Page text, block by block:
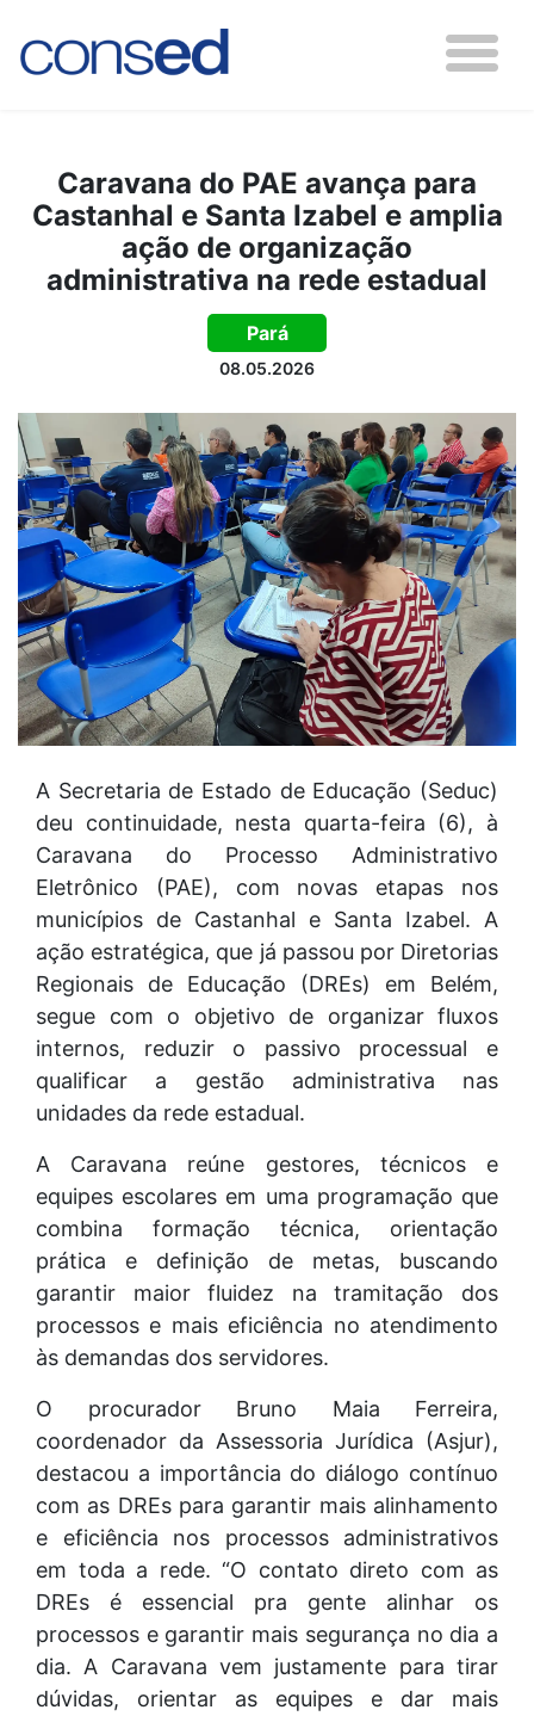
Caravana do PAE avança para
Castanhal e Santa Izabel e amplia
ação de organização
administrativa na rede estadual
Pará
08.05.2026
A Secretaria de Estado de Educação (Seduc)
deu continuidade, nesta quarta-feira (6), à
Caravana do Processo Administrativo
Eletrônico (PAE), com novas etapas nos
municípios de Castanhal e Santa Izabel. A
ação estratégica, que já passou por Diretorias
Regionais de Educação (DREs) em Belém,
segue com o objetivo de organizar fluxos
internos, reduzir o passivo processual e
qualificar a gestão administrativa nas
unidades da rede estadual.
A Caravana reúne gestores, técnicos e
equipes escolares em uma programação que
combina formação técnica, orientação
prática e definição de metas, buscando
garantir maior fluidez na tramitação dos
processos e mais eficiência no atendimento
às demandas dos servidores.
O procurador Bruno Maia Ferreira,
coordenador da Assessoria Jurídica (Asjur),
destacou a importância do diálogo contínuo
com as DREs para garantir mais alinhamento
e eficiência nos processos administrativos
em toda a rede. “O contato direto com as
DREs é essencial pra gente alinhar os
processos e garantir mais segurança no dia a
dia. A Caravana vem justamente para tirar
dúvidas, orientar as equipes e dar mais